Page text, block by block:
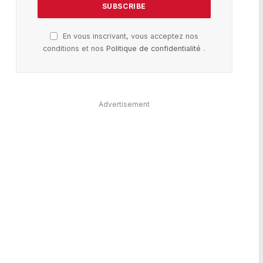
En vous inscrivant, vous acceptez nos
conditions et nosPolitique de confidentialité .
Advertisement